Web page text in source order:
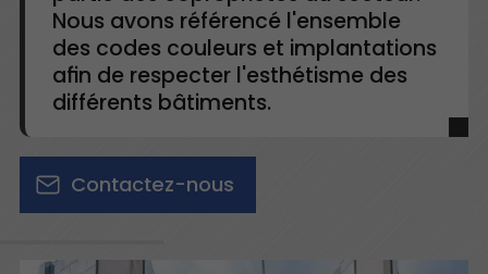
Nous avons référencé l'ensemble
des codes couleurs et implantations
afin de respecter l'esthétisme des
différents bâtiments.
Contactez-nous